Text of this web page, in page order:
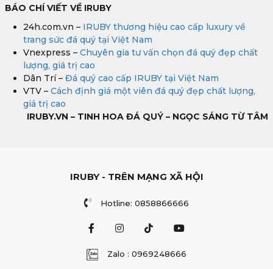
BÁO CHÍ VIẾT VỀ IRUBY
24h.com.vn – IRUBY thương hiệu cao cấp luxury về
trang sức đá quý tại Việt Nam
Vnexpress – Chuyên gia tư vấn chọn đá quý đẹp chất
lượng, giá trị cao
Dân Trí – Đá quý cao cấp IRUBY tại Việt Nam
VTV – Cách định giá một viên đá quý đẹp chất lượng,
giá trị cao
IRUBY.VN – TINH HOA ĐÁ QUÝ – NGỌC SÁNG TỪ TÂM
IRUBY - TRÊN MẠNG XÃ HỘI
Hotline: 0858866666
Zalo : 0969248666